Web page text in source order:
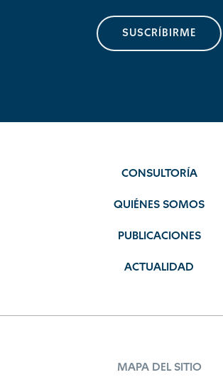
SUSCRÍBIRME
CONSULTORÍA
QUIÉNES SOMOS
PUBLICACIONES
ACTUALIDAD
MAPA DEL SITIO